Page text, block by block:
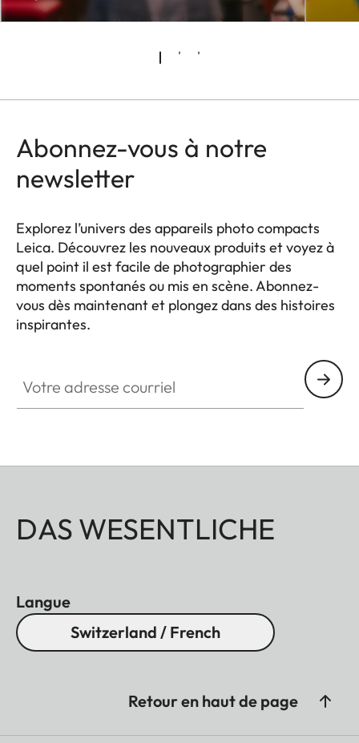
Abonnez-vous à notre
newsletter
Explorez l’univers des appareils photo compacts
Leica. Découvrez les nouveaux produits et voyez à
quel point il est facile de photographier des
moments spontanés ou mis en scène. Abonnez-
vous dès maintenant et plongez dans des histoires
inspirantes.
DAS WESENTLICHE
Langue
Switzerland / French
Retour en haut de page